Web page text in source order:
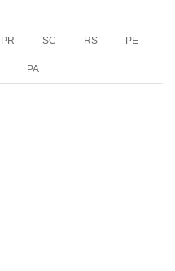
PR SC RS PE
PA